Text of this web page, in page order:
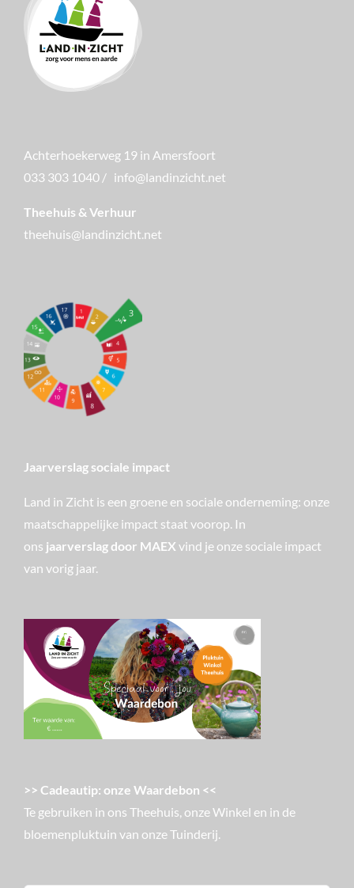
Achterhoekerweg 19 in Amersfoort
033 303 1040 / info@landinzicht.net
Theehuis & Verhuur
theehuis@landinzicht.net
Jaarverslag sociale impact
Land in Zicht is een groene en sociale onderneming: onze
maatschappelijke impact staat voorop. In
ons jaarverslag door MAEX vind je onze sociale impact
van vorig jaar.
>> Cadeautip: onze Waardebon <<
Te gebruiken in ons Theehuis, onze Winkel en in de
bloemenpluktuin van onze Tuinderij.